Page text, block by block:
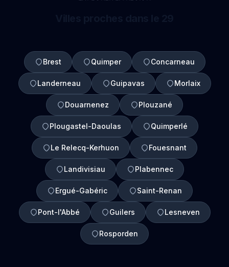
Brest Quimper Concarneau
Landerneau Guipavas Morlaix
Douarnenez Plouzané
Plougastel-Daoulas Quimperlé
Le Relecq-Kerhuon Fouesnant
Landivisiau Plabennec
Ergué-Gabéric Saint-Renan
Pont-l'Abbé Guilers Lesneven
Rosporden